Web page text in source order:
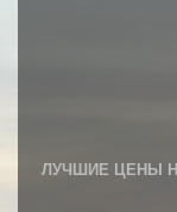
ЛУЧШИЕ ЦЕНЫ